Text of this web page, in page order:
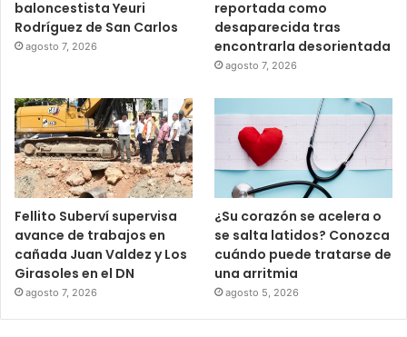
baloncestista Yeuri
Rodríguez de San Carlos
agosto 7, 2026
reportada como
desaparecida tras
encontrarla desorientada
agosto 7, 2026
Fellito Suberví supervisa
avance de trabajos en
cañada Juan Valdez y Los
Girasoles en el DN
agosto 7, 2026
¿Su corazón se acelera o
se salta latidos? Conozca
cuándo puede tratarse de
una arritmia
agosto 5, 2026